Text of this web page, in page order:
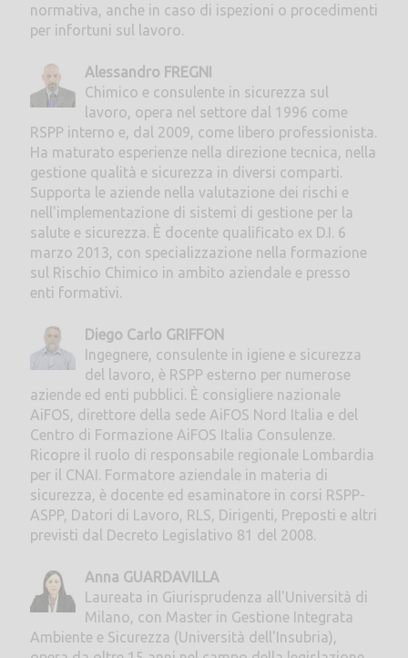
normativa, anche in caso di ispezioni o procedimenti
per infortuni sul lavoro.
Alessandro FREGNI
Chimico e consulente in sicurezza sul
lavoro, opera nel settore dal 1996 come
RSPP interno e, dal 2009, come libero professionista.
Ha maturato esperienze nella direzione tecnica, nella
gestione qualità e sicurezza in diversi comparti.
Supporta le aziende nella valutazione dei rischi e
nell'implementazione di sistemi di gestione per la
salute e sicurezza. È docente qualificato ex D.I. 6
marzo 2013, con specializzazione nella formazione
sul Rischio Chimico in ambito aziendale e presso
enti formativi.
Diego Carlo GRIFFON
Ingegnere, consulente in igiene e sicurezza
del lavoro, è RSPP esterno per numerose
aziende ed enti pubblici. È consigliere nazionale
AiFOS, direttore della sede AiFOS Nord Italia e del
Centro di Formazione AiFOS Italia Consulenze.
Ricopre il ruolo di responsabile regionale Lombardia
per il CNAI. Formatore aziendale in materia di
sicurezza, è docente ed esaminatore in corsi RSPP-
ASPP, Datori di Lavoro, RLS, Dirigenti, Preposti e altri
previsti dal Decreto Legislativo 81 del 2008.
Anna GUARDAVILLA
Laureata in Giurisprudenza all'Università di
Milano, con Master in Gestione Integrata
Ambiente e Sicurezza (Università dell'Insubria),